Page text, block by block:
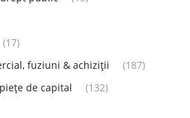
(17)
fuziuni & achiziții
(187)
de capital
(132)